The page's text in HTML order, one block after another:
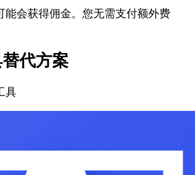
能会获得佣金。您无需支付额外费
代方案
具